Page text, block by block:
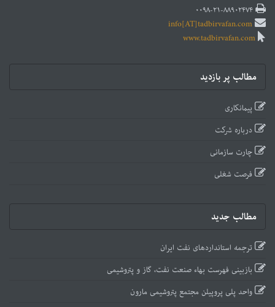
info[AT]tadbirvafan.com
www.tadbirvafan.com
مطالب پر بازدید
پیمانکاری
درباره شرکت
چارت سازمانی
فرصت شغلی
مطالب جدید
ترجمه استانداردهای نفت ایران
بازبینی فهرست بهاء صنعت نفت، گاز و پتروشیمی
واحد پلی پروپیلن مجتمع پتروشیمی مارون